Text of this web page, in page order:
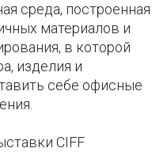
среда, построенная
материалов и
в которой
изделия и
себе офисные
CIFF